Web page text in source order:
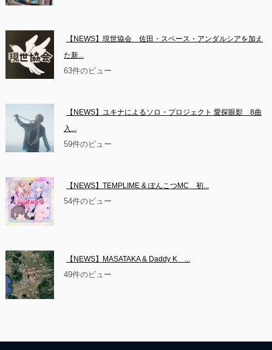
【NEWS】現世協会　佐田・スペース・アンダルシアを加え
た新...
63件のビュー
【NEWS】ユキナによるソロ・プロジェクト 愛探眼影　8曲
入...
59件のビュー
【NEWS】TEMPLIME & ぽんこつMC　初...
54件のビュー
【NEWS】MASATAKA & Daddy K　...
49件のビュー